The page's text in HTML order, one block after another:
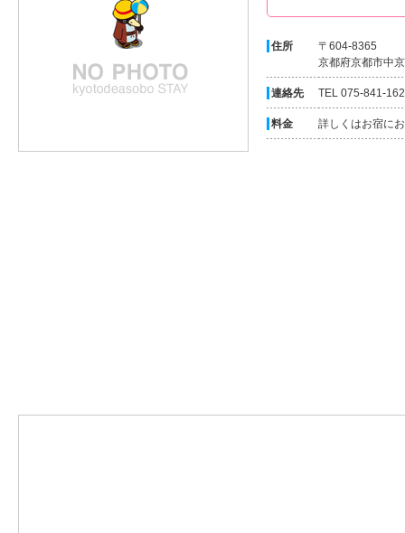
住所
〒604-8365
京都府京都市中
連絡先 TEL 075-841-
料金 詳しくはお宿に